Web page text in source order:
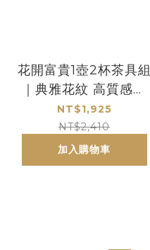
花開富貴1壺2杯茶具組
｜典雅花紋 高質感品
茗首選 精緻茶具禮盒
NT$1,925
NT$2,410
加入購物車